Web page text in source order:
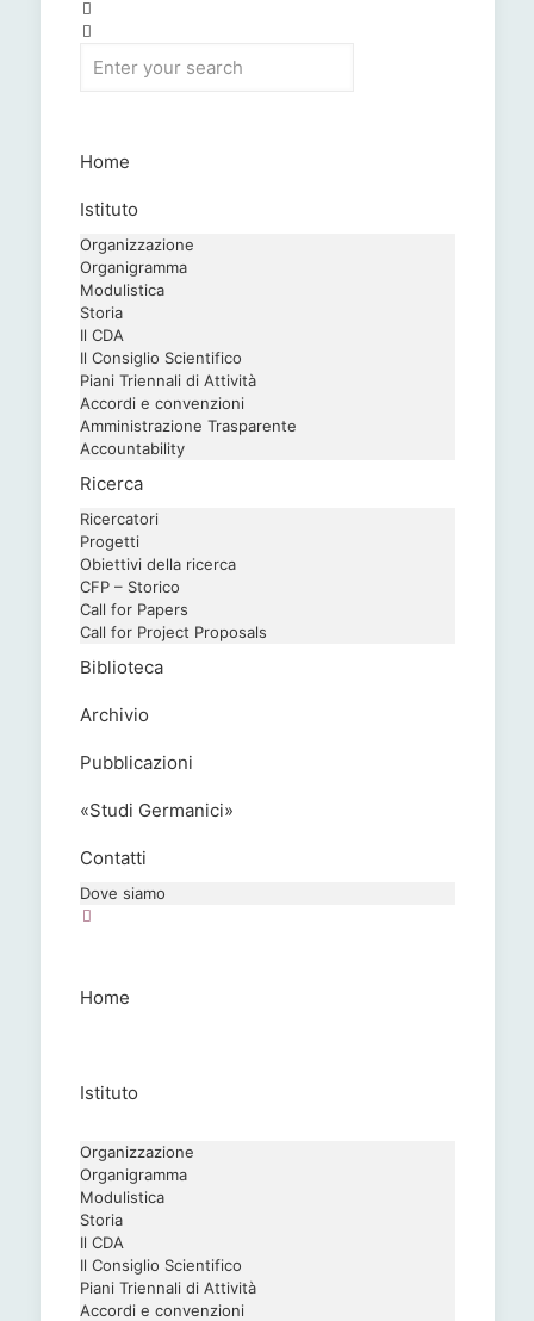
Home
Istituto
Organizzazione
Organigramma
Modulistica
Storia
Il CDA
Il Consiglio Scientifico
Piani Triennali di Attività
Accordi e convenzioni
Amministrazione Trasparente
Accountability
Ricerca
Ricercatori
Progetti
Obiettivi della ricerca
CFP – Storico
Call for Papers
Call for Project Proposals
Biblioteca
Archivio
Pubblicazioni
«Studi Germanici»
Contatti
Dove siamo
Home
Istituto
Organizzazione
Organigramma
Modulistica
Storia
Il CDA
Il Consiglio Scientifico
Piani Triennali di Attività
Accordi e convenzioni